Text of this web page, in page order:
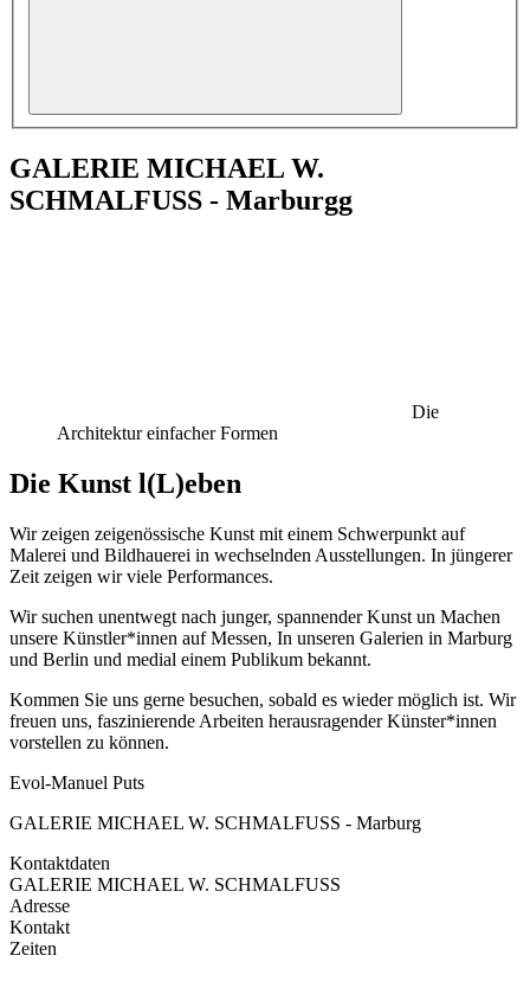
GALERIE MICHAEL W.
SCHMALFUSS - Marburgg
Die
Architektur einfacher Formen
Die Kunst l(L)eben
Wir zeigen zeigenössische Kunst mit einem Schwerpunkt auf
Malerei und Bildhauerei in wechselnden Ausstellungen. In jüngerer
Zeit zeigen wir viele Performances.
Wir suchen unentwegt nach junger, spannender Kunst un Machen
unsere Künstler*innen auf Messen, In unseren Galerien in Marburg
und Berlin und medial einem Publikum bekannt.
Kommen Sie uns gerne besuchen, sobald es wieder möglich ist. Wir
freuen uns, faszinierende Arbeiten herausragender Künster*innen
vorstellen zu können.
Evol-Manuel Puts
GALERIE MICHAEL W. SCHMALFUSS - Marburg
Kontaktdaten
GALERIE MICHAEL W. SCHMALFUSS
Adresse
Kontakt
Zeiten